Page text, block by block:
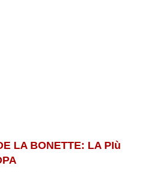
LA BONETTE: LA PIù